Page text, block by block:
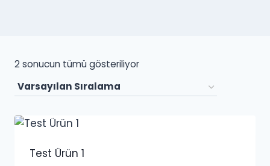
2 sonucun tümü gösteriliyor
Test Ürün 1